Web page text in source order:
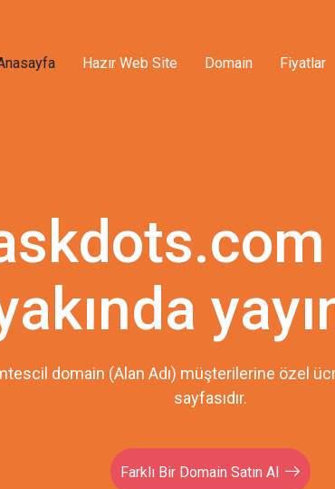
Hazır Web Site Domain Fiyatlar
domain (Alan Adı) müşterilerine özel
sayfasıdır.
Farklı Bir Domain Satın Al